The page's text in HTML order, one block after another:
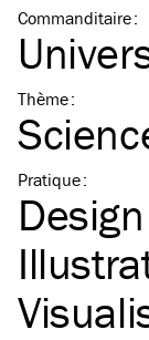
Commanditaire:
Thème:
Pratique: